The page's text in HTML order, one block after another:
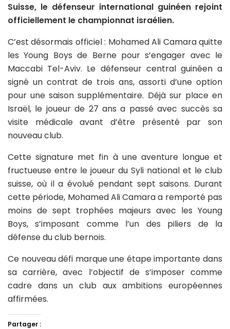
Suisse, le défenseur international guinéen rejoint
officiellement le championnat israélien.
C’est désormais officiel : Mohamed Ali Camara quitte
les Young Boys de Berne pour s’engager avec le
Maccabi Tel-Aviv. Le défenseur central guinéen a
signé un contrat de trois ans, assorti d’une option
pour une saison supplémentaire. Déjà sur place en
Israël, le joueur de 27 ans a passé avec succès sa
visite médicale avant d’être présenté par son
nouveau club.
Cette signature met fin à une aventure longue et
fructueuse entre le joueur du Syli national et le club
suisse, où il a évolué pendant sept saisons. Durant
cette période, Mohamed Ali Camara a remporté pas
moins de sept trophées majeurs avec les Young
Boys, s’imposant comme l’un des piliers de la
défense du club bernois.
Ce nouveau défi marque une étape importante dans
sa carrière, avec l’objectif de s’imposer comme
cadre dans un club aux ambitions européennes
affirmées.
Partager :